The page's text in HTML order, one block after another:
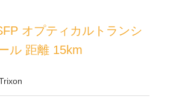
オプティカルトランシ
ル 距離 15km